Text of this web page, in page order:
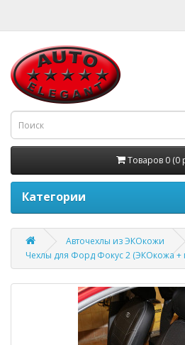
Товаров 0 (0
Категории
Авточехлы из ЭКОкожи
Чехлы для Форд Фокус 2 (ЭКОкожа